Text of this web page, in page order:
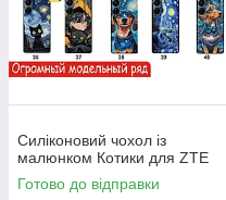
Силіконовий чохол із
малюнком Котики для ZTE
Готово до відправки